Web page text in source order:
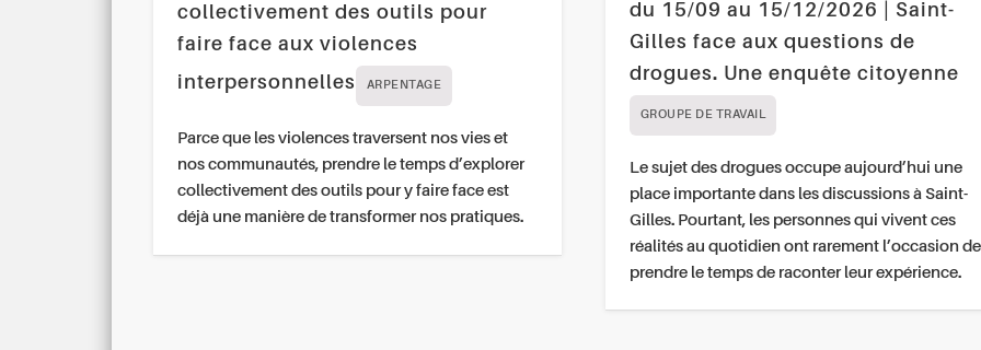
collectivement des outils pour
faire face aux violences
interpersonnelles
ARPENTAGE
Parce que les violences traversent nos vies et
nos communautés, prendre le temps d’explorer
collectivement des outils pour y faire face est
déjà une manière de transformer nos pratiques.
du 15/09 au 15/12/2026 | Saint-
Gilles face aux questions de
drogues. Une enquête citoyenne
GROUPE DE TRAVAIL
Le sujet des drogues occupe aujourd’hui une
place importante dans les discussions à Saint-
Gilles. Pourtant, les personnes qui vivent ces
réalités au quotidien ont rarement l’occasion de
prendre le temps de raconter leur expérience.